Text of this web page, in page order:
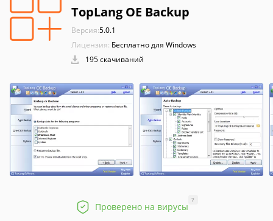
TopLang OE Backup
Версия:5.0.1
Лицензия: Бесплатно для Windows
195 скачиваний
Проверено на вирусы
?